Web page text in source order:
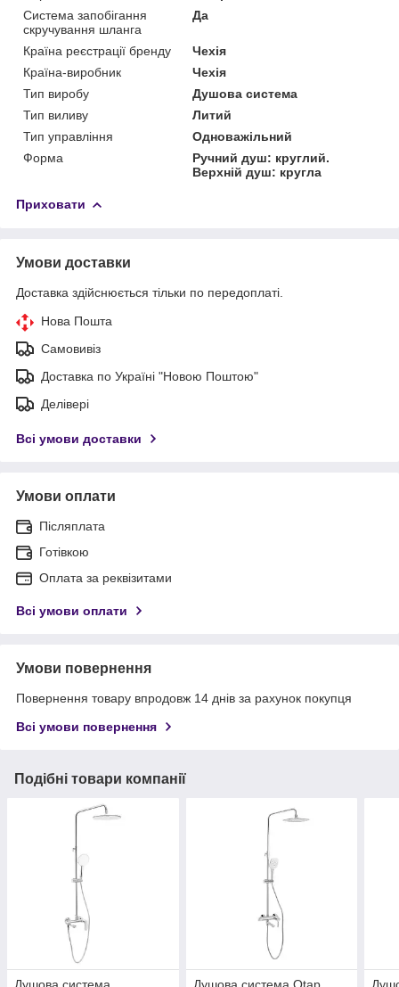
Система запобігання
скручування шланга
Да
Країна реєстрації бренду
Чехія
Країна-виробник
Чехія
Тип виробу
Душова система
Тип виливу
Литий
Тип управління
Одноважільний
Форма
Ручний душ: круглий.
Верхній душ: кругла
Приховати
Умови доставки
Доставка здійснюється тільки по передоплаті.
Нова Пошта
Самовивіз
Доставка по Україні "Новою Поштою"
Делівері
Всі умови доставки
Умови оплати
Післяплата
Готівкою
Оплата за реквізитами
Всі умови оплати
Умови повернення
Повернення товару впродовж 14 днів за рахунок покупця
Всі умови повернення
Подібні товари компанії